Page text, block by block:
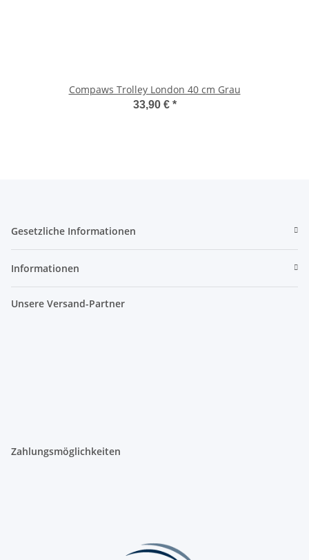
Compaws Trolley London 40 cm Grau
33,90 € *
Gesetzliche Informationen
Informationen
Unsere Versand-Partner
Zahlungsmöglichkeiten